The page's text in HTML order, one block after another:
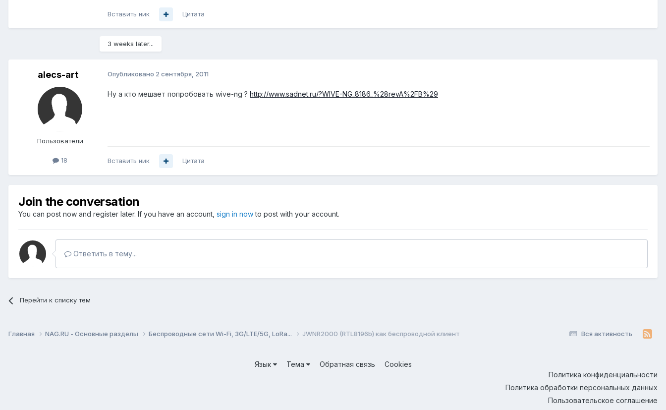
Вставить ник Цитата
3 weeks later...
alecs-art
Пользователи
18
Опубликовано 2 сентября, 2011
Ну а кто мешает попробовать wive-ng ? http://www.sadnet.ru/?WIVE-NG_8186_%28revA%2FB%29
Вставить ник Цитата
Join the conversation
You can post now and register later. If you have an account, sign in nowto post with your account.
Ответить в тему...
Перейти к списку тем
Вся активность
Главная NAG.RU - Основные разделы Беспроводные сети Wi-Fi, 3G/LTE/5G, LoRa... JWNR2000 (RTL8196b) как беспроводной клиент
Язык Тема Обратная связь
Cookies
Политика конфиденциальности
Политика обработки персональных данных
Пользовательское соглашение